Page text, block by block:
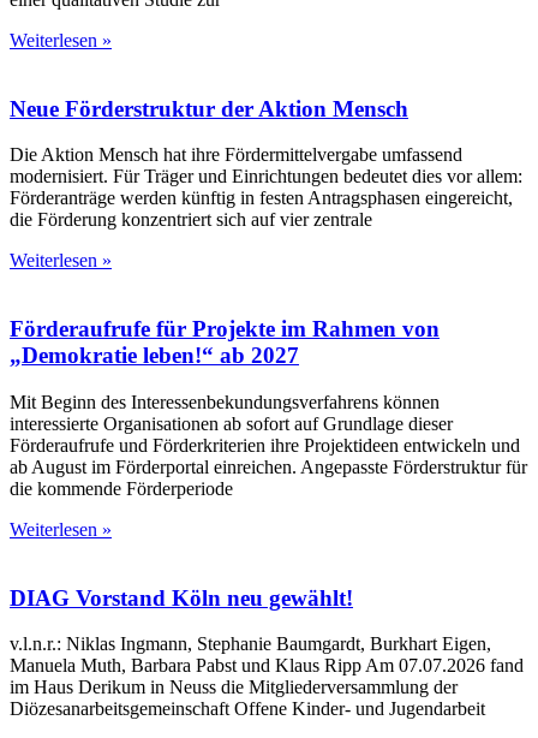
Weiterlesen »
Neue Förderstruktur der Aktion Mensch
Die Aktion Mensch hat ihre Fördermittelvergabe umfassend
modernisiert. Für Träger und Einrichtungen bedeutet dies vor allem:
Förderanträge werden künftig in festen Antragsphasen eingereicht,
die Förderung konzentriert sich auf vier zentrale
Weiterlesen »
Förderaufrufe für Projekte im Rahmen von
„Demokratie leben!“ ab 2027
Mit Beginn des Interessenbekundungsverfahrens können
interessierte Organisationen ab sofort auf Grundlage dieser
Förderaufrufe und Förderkriterien ihre Projektideen entwickeln und
ab August im Förderportal einreichen. Angepasste Förderstruktur für
die kommende Förderperiode
Weiterlesen »
DIAG Vorstand Köln neu gewählt!
v.l.n.r.: Niklas Ingmann, Stephanie Baumgardt, Burkhart Eigen,
Manuela Muth, Barbara Pabst und Klaus Ripp Am 07.07.2026 fand
im Haus Derikum in Neuss die Mitgliederversammlung der
Diözesanarbeitsgemeinschaft Offene Kinder- und Jugendarbeit